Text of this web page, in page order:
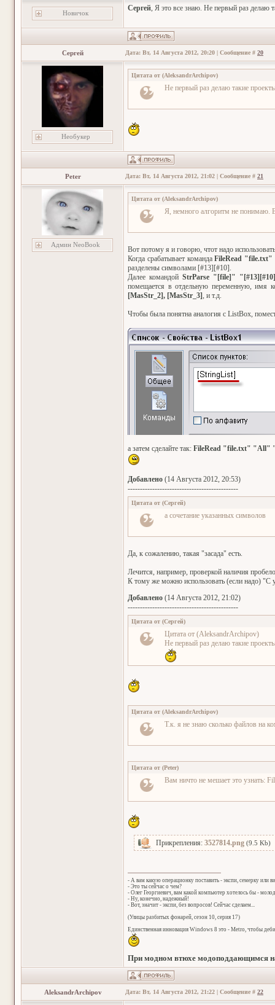
Новичок
Сергей, Я это все знаю. Не первый раз делаю
Сергей Дата: Вт, 14 Августа 2012, 20:20 | Сообщение # 20
Необукер
Цитата от (AleksandrArchipov)
Не первый раз делаю такие
Peter Дата: Вт, 14 Августа 2012, 21:02 | Сообщение # 21
Админ NeoBook
Цитата от (AleksandrArchipov)
Я, немного алгоритм не понимаю.
Вот потому я и говорю, чтот надо
Когда срабатывает командаFileRead
разделены символами [#13][#10].
Далее командойStrParse "[file]"
помещается в отдельную переменную, имя
[MasStr_2], [MasStr_3], и т.д.
Чтобы была понятна аналогия с ListBox,
а затем сделайте так: FileRead "file.txt"
Добавлено (14 Августа 2012, 20:53)
---------------------------------------------
Цитата от (Сергей)
а сочетание указанных символов
Да, к сожалению, такая "засада" есть.
Лечится, например, проверкой наличия
К тому же можно использовать (если надо) "С
Добавлено (14 Августа 2012, 21:02)
---------------------------------------------
Цитата от (Сергей)
Цитата от (AleksandrArchipov)
Не первый раз делаю такие
Цитата от (AleksandrArchipov)
Т.к. я не знаю сколько файлов на
Цитата от (Peter)
Вам ничто не мешает это узнать:
Прикрепления: 3527814.png (9.5 Kb)
- А вам какую операционку поставить - экспи, семерку или
- Это ты сейчас о чем?
- Олег Георгиевич, вам какой компьютер хотелось бы -
- Ну, конечно, надежный!
- Вот, значит - экспи, без вопросов! Сейчас сделаем...
(Улицы разбитых фонарей, сезон 10, серия 17)
Единственная инновация Windows 8 это - Metro, чтобы
При модном втюхе модоподдающимся
AleksandrArchipov Дата: Вт, 14 Августа 2012, 21:22 | Сообщение # 22